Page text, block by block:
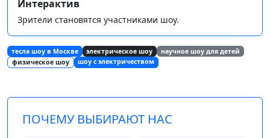
Интерактив
Зрители становятся участниками шоу.
тесла шоу в Москве электрическое шоу
научное шоу для детей
физическое шоу
шоу с электричеством
ПОЧЕМУ ВЫБИРАЮТ НАС